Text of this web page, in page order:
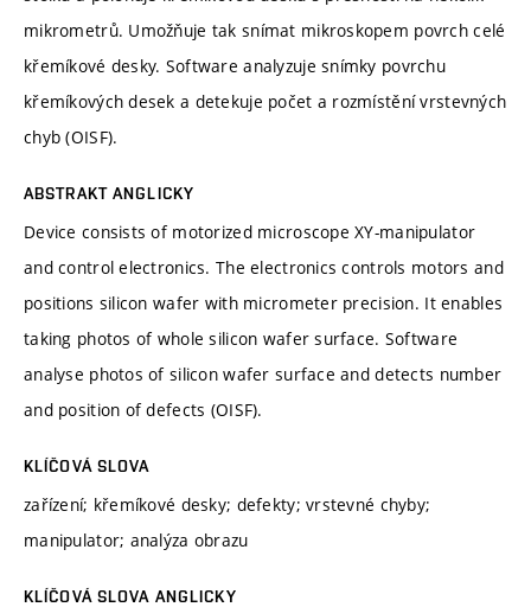
mikrometrů. Umožňuje tak snímat mikroskopem povrch celé
křemíkové desky. Software analyzuje snímky povrchu
křemíkových desek a detekuje počet a rozmístění vrstevných
chyb (OISF).
ABSTRAKT ANGLICKY
Device consists of motorized microscope XY-manipulator
and control electronics. The electronics controls motors and
positions silicon wafer with micrometer precision. It enables
taking photos of whole silicon wafer surface. Software
analyse photos of silicon wafer surface and detects number
and position of defects (OISF).
KLÍČOVÁ SLOVA
zařízení; křemíkové desky; defekty; vrstevné chyby;
manipulator; analýza obrazu
KLÍČOVÁ SLOVA ANGLICKY